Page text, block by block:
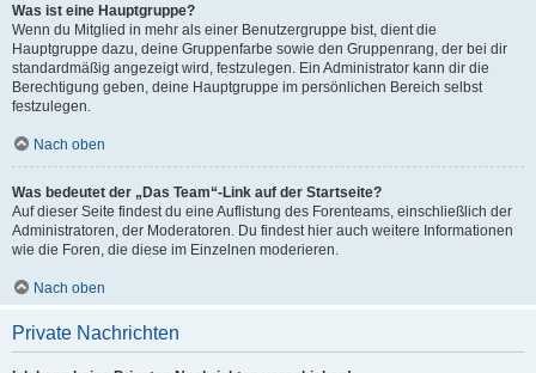
Was ist eine Hauptgruppe?
Wenn du Mitglied in mehr als einer Benutzergruppe bist, dient die
Hauptgruppe dazu, deine Gruppenfarbe sowie den Gruppenrang, der bei dir
standardmäßig angezeigt wird, festzulegen. Ein Administrator kann dir die
Berechtigung geben, deine Hauptgruppe im persönlichen Bereich selbst
festzulegen.
Nach oben
Was bedeutet der „Das Team“-Link auf der Startseite?
Auf dieser Seite findest du eine Auflistung des Forenteams, einschließlich der
Administratoren, der Moderatoren. Du findest hier auch weitere Informationen
wie die Foren, die diese im Einzelnen moderieren.
Nach oben
Private Nachrichten